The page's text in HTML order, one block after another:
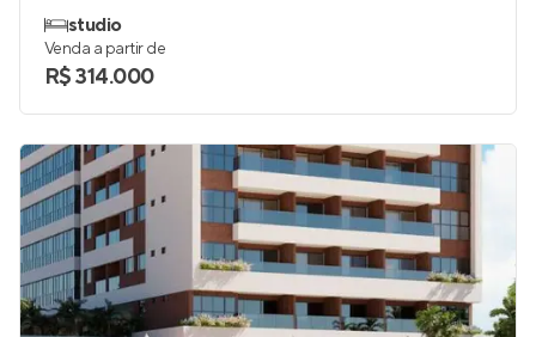
studio
Venda a partir de
R$ 314.000